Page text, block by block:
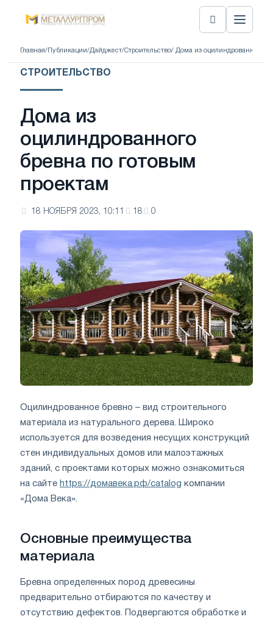
Главная/ Публикации/Дайджест/Строительство/ Дома из оцилиндрованного
СТРОИТЕЛЬСТВО
Дома из
оцилиндрованного
бревна по готовым
проектам
18 НОЯБРЯ 2023, 10:11 18 0
Оцилиндрованное бревно – вид строительного
материала из натурального дерева. Широко
используется для возведения несущих конструкций
стен индивидуальных домов или малоэтажных
зданий, с проектами которых можно ознакомиться
на сайте https://домавека.рф/catalog компании
«Дома Века».
Основные преимущества
материала
Бревна определенных пород древесины
предварительно отбираются по качеству и
отсутствию дефектов. Подвергаются обработке и